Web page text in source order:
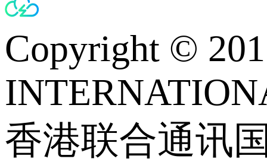
Copyright ©
香港联合通讯